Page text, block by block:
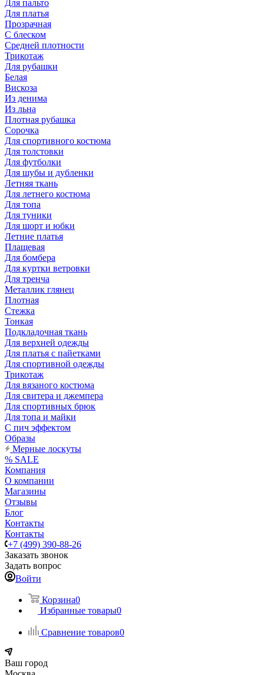
Для пальто
Для платья
Прозрачная
С блеском
Средней плотности
Трикотаж
Для рубашки
Белая
Вискоза
Из денима
Из льна
Плотная рубашка
Сорочка
Для спортивного костюма
Для толстовки
Для футболки
Для шубы и дубленки
Летняя ткань
Для летнего костюма
Для топа
Для туники
Для шорт и юбки
Летние платья
Плащевая
Для бомбера
Для куртки ветровки
Для тренча
Металлик глянец
Плотная
Стежка
Тонкая
Подкладочная ткань
Для верхней одежды
Для платья с пайетками
Для спортивной одежды
Трикотаж
Для вязаного костюма
Для свитера и джемпера
Для спортивных брюк
Для топа и майки
С пич эффектом
Образы
Мерные лоскуты
% SALE
Компания
О компании
Магазины
Отзывы
Блог
Контакты
Контакты
+7 (499) 390-88-26
Заказать звонок
Задать вопрос
Войти
Корзина0
Избранные товары0
Сравнение товаров0
Ваш город